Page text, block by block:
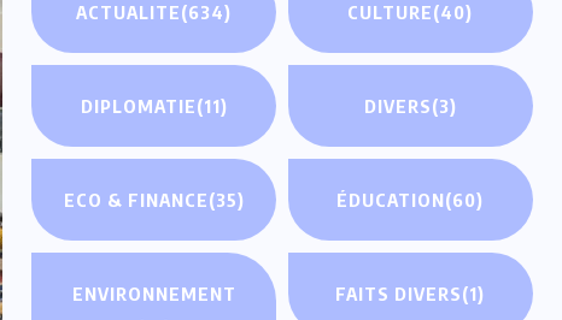
ACTUALITE(634) CULTURE(40)
DIPLOMATIE(11) DIVERS(3)
ECO & FINANCE(35) ÉDUCATION(60)
ENVIRONNEMENT
FAITS DIVERS(1)